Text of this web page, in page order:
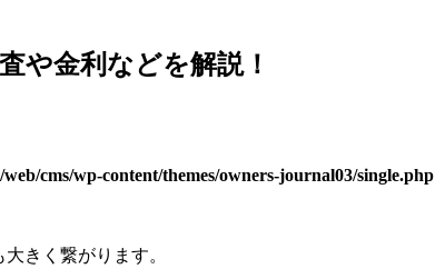
や金利などを解説！
cms/wp-content/themes/owners-journal03/single.php
きく繋がります。